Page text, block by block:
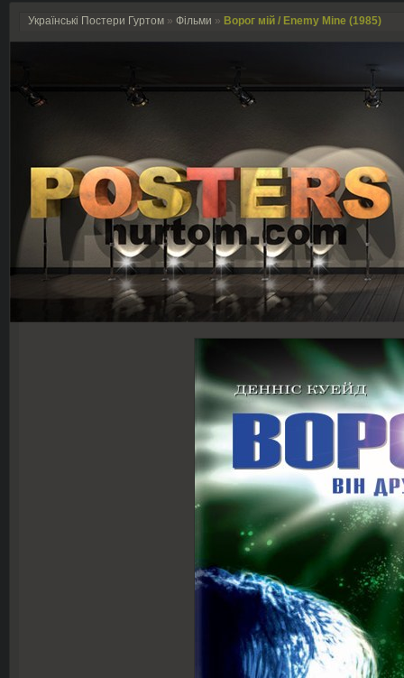
Українські Постери Гуртом » Фільми » Ворог мій / Enemy Mine (1985)